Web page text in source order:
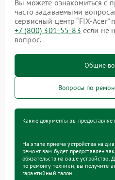
Вы можете ознакомиться с
часто задаваемыми
сервисный центр “FIX-
+7 (800) 301-55-83 если не
вопрос.
Общие
Вопросы по
Какие документы вы
На этапе приема устройства на
ремонт вам будет предоставлен
обязательств на ваше устройство.
по ремонту техники, вы получите
гарантийный талон.